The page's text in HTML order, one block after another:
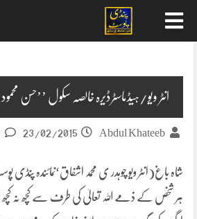
انٹر ویو/ہیڈماسٹرڈیرہ خالصہ سکول ’’حسن
Abdul Khateeb
23/02/2015
شاہ باغ(انٹر ویو چوہدر ی محمد اشفاق‘نمائندہ
ہر شخص کے ذمے اللہ تعالیٰ کی طرف سے کچھ نہ